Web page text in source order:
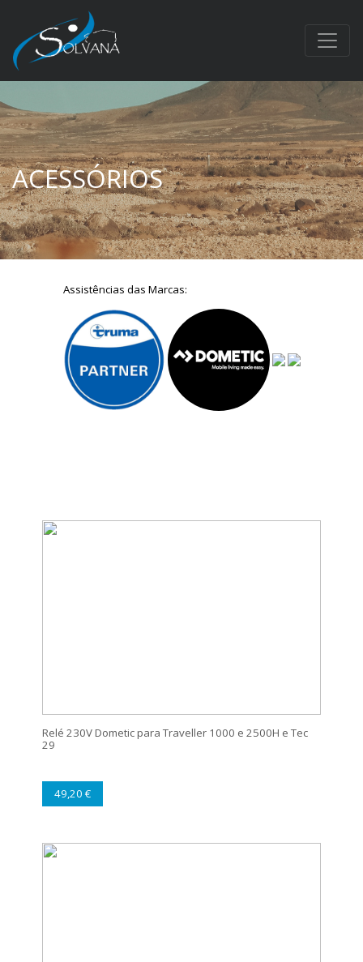
ACESSÓRIOS
Assistências das Marcas:
Relé 230V Dometic para Traveller 1000 e 2500H e Tec
29
49,20 €